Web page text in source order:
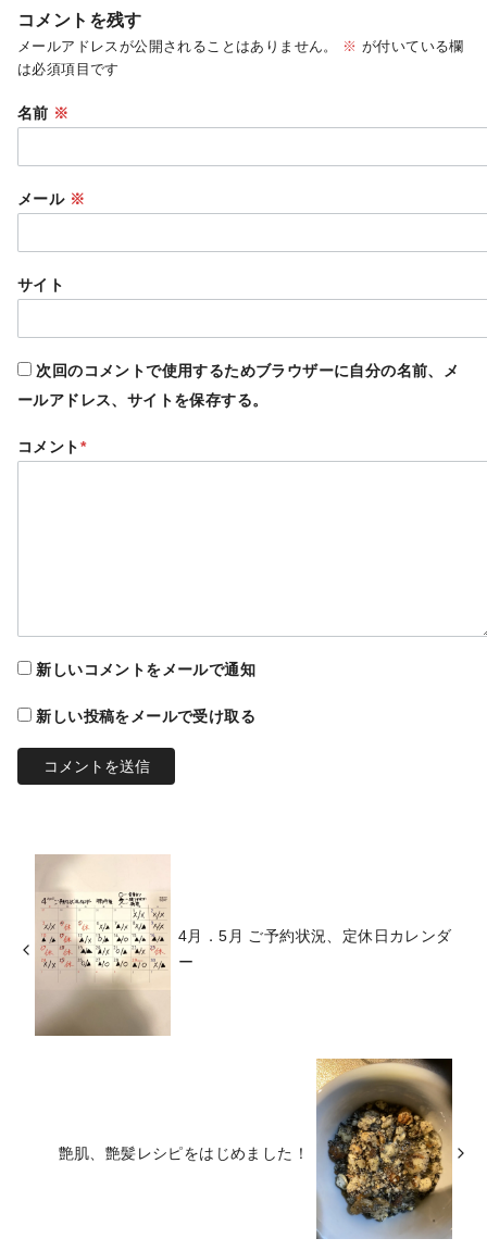
コメントを残す
メールアドレスが公開されることはありません。 ※ が付いている欄
は必須項目です
名前 ※
メール ※
サイト
次回のコメントで使用するためブラウザーに自分の名前、メ
ールアドレス、サイトを保存する。
コメント*
新しいコメントをメールで通知
新しい投稿をメールで受け取る
4月．5月 ご予約状況、定休日カレンダ
ー
艶肌、艶髪レシピをはじめました！